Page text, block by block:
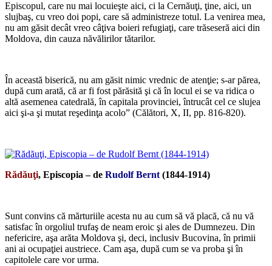
Episcopul, care nu mai locuieşte aici, ci la Cernăuţi, ţine, aici, un
slujbaş, cu vreo doi popi, care să administreze totul. La venirea mea,
nu am găsit decât vreo câţiva boieri refugiaţi, care trăseseră aici din
Moldova, din cauza năvălirilor tătarilor.
În această biserică, nu am găsit nimic vrednic de atenţie; s-ar părea,
după cum arată, că ar fi fost părăsită şi că în locul ei se va ridica o
altă asemenea catedrală, în capitala provinciei, întrucât cel ce slujea
aici şi-a şi mutat reşedinţa acolo” (Călători, X, II, pp. 816-820).
Rădăuţi, Episcopia – de Rudolf Bernt (1844-1914)
Sunt convins că mărturiile acesta nu au cum să vă placă, că nu vă
satisfac în orgoliul trufaş de neam eroic şi ales de Dumnezeu. Din
nefericire, aşa arăta Moldova şi, deci, inclusiv Bucovina, în primii
ani ai ocupaţiei austriece. Cam aşa, după cum se va proba şi în
capitolele care vor urma.